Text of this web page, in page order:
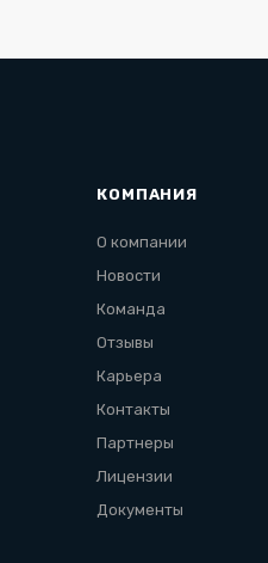
КОМПАНИЯ
О компании
Новости
Команда
Отзывы
Карьера
Контакты
Партнеры
Лицензии
Документы